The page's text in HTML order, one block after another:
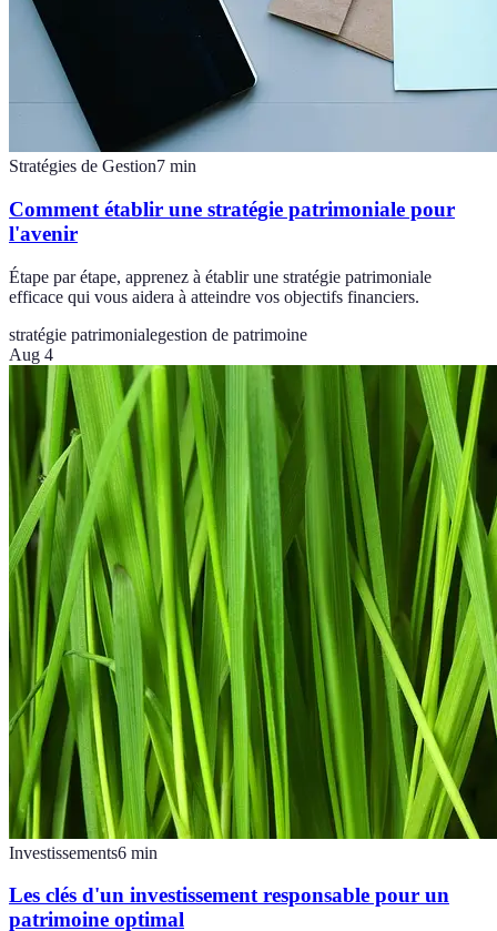
Stratégies de Gestion7 min
Comment établir une stratégie patrimoniale pour
l'avenir
Étape par étape, apprenez à établir une stratégie patrimoniale
efficace qui vous aidera à atteindre vos objectifs financiers.
stratégie patrimonialegestion de patrimoine
Aug 4
Investissements6 min
Les clés d'un investissement responsable pour un
patrimoine optimal